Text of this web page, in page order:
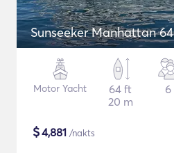
Sunseeker Manhattan 64
Motor Yacht
64 ft
20 m
6
$4,881 /nakts